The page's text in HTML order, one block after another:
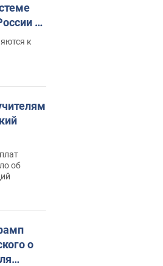
и
к
об
о